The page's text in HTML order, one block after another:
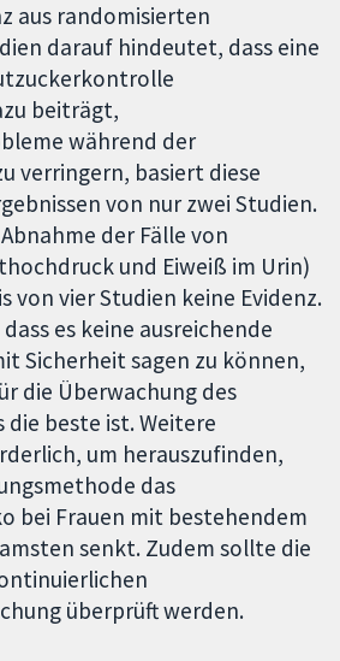
aus randomisierten
darauf hindeutet, dass eine
beiträgt,
während der
verringern, basiert diese
von nur zwei Studien.
der Fälle von
und Eiweiß im Urin)
von vier Studien keine Evidenz.
es keine ausreichende
Sicherheit sagen zu können,
die Überwachung des
die beste ist. Weitere
um herauszufinden,
das
bei Frauen mit bestehendem
senkt. Zudem sollte die
überprüft werden.